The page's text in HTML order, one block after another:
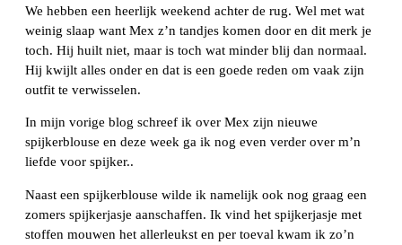
We hebben een heerlijk weekend achter de rug. Wel met wat
weinig slaap want Mex z’n tandjes komen door en dit merk je
toch. Hij huilt niet, maar is toch wat minder blij dan normaal.
Hij kwijlt alles onder en dat is een goede reden om vaak zijn
outfit te verwisselen.
In mijn vorige blog schreef ik over Mex zijn nieuwe
spijkerblouse en deze week ga ik nog even verder over m’n
liefde voor spijker..
Naast een spijkerblouse wilde ik namelijk ook nog graag een
zomers spijkerjasje aanschaffen. Ik vind het spijkerjasje met
stoffen mouwen het allerleukst en per toeval kwam ik zo’n